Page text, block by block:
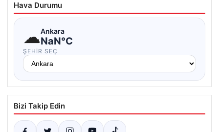
Hava Durumu
☁Ankara
NaN°C
ŞEHIR SEÇ
Bizi Takip Edin